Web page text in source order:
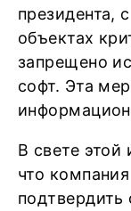
президента,
объектах
запрещено
софт. Эта
В свете этой
что
подтвердить